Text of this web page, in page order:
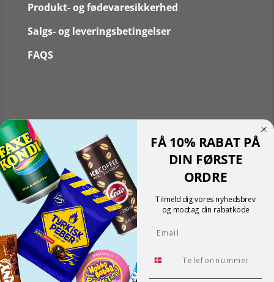
Produkt- og fødevaresikkerhed
Salgs- og leveringsbetingelser
FAQS
Translate »
Powered by
Translate
Shopping cart0
Der er ingen produkter i kurven!
Fortsæt med at handle
FÅ 10% RABAT PÅ
DIN FØRSTE
ORDRE
Tilmeld dig vores nyhedsbrev
og modtag din rabatkode
Email
Tlf.